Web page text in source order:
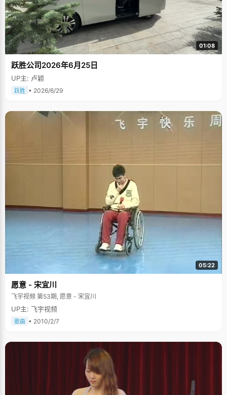
01:08
跃胜公司2026年6月25日
UP主: 卢颖
跃胜 • 2026/6/29
05:22
愿意 - 宋宜川
飞宇视频 第53期, 愿意 - 宋宜川
UP主: 飞宇视频
歌曲 • 2010/2/7